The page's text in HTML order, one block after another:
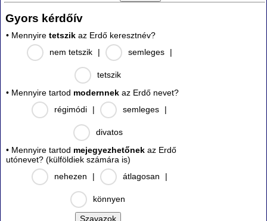
Gyors kérdőív
• Mennyire tetszik az Erdő keresztnév?
nem tetszik
| semleges |
tetszik
• Mennyire tartod modernnek az Erdő nevet?
régimódi
| semleges |
divatos
• Mennyire tartod mejegyezhetőnek az Erdő
utónevet? (külföldiek számára is)
nehezen
| átlagosan |
könnyen